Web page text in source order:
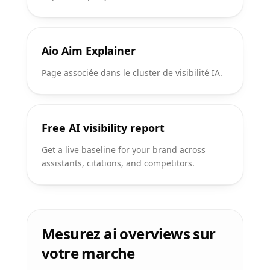
Aio Aim Explainer
Page associée dans le cluster de visibilité IA.
Free AI visibility report
Get a live baseline for your brand across
assistants, citations, and competitors.
Mesurez ai overviews sur
votre marche